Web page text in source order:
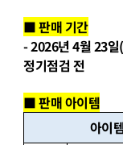
■ 판매 기간
- 2026년4월23일(
정기점검 전
■ 판매 아이템
아이